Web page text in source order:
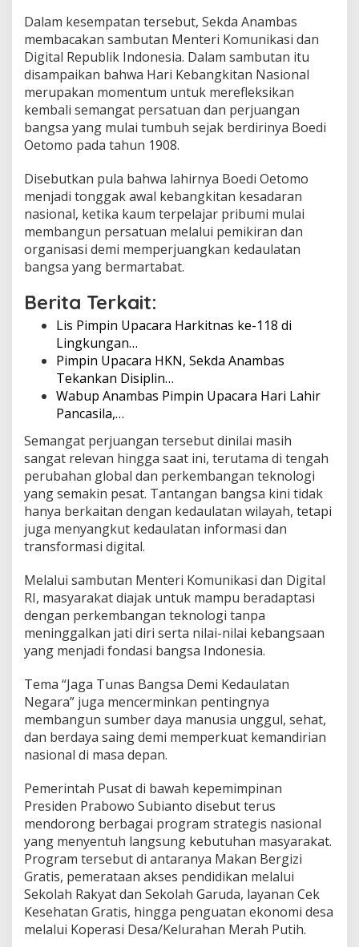
b
u
t
a
n
M
e
n
e
i
K
o
m
u
n
i
a
s
i
n
D
i
t
a
l
R
I
Dalam kesempatan tersebut, Sekda Anambas
membacakan sambutan Menteri Komunikasi dan
Digital Republik Indonesia. Dalam sambutan itu
disampaikan bahwa Hari Kebangkitan Nasional
merupakan momentum untuk merefleksikan
kembali semangat persatuan dan perjuangan
bangsa yang mulai tumbuh sejak berdirinya Boedi
Oetomo pada tahun 1908.
Disebutkan pula bahwa lahirnya Boedi Oetomo
menjadi tonggak awal kebangkitan kesadaran
nasional, ketika kaum terpelajar pribumi mulai
membangun persatuan melalui pemikiran dan
organisasi demi memperjuangkan kedaulatan
bangsa yang bermartabat.
Berita Terkait:
Lis Pimpin Upacara Harkitnas ke-118 di
Lingkungan…
Pimpin Upacara HKN, Sekda Anambas
Tekankan Disiplin…
Wabup Anambas Pimpin Upacara Hari Lahir
Pancasila,…
Semangat perjuangan tersebut dinilai masih
sangat relevan hingga saat ini, terutama di tengah
perubahan global dan perkembangan teknologi
yang semakin pesat. Tantangan bangsa kini tidak
hanya berkaitan dengan kedaulatan wilayah, tetapi
juga menyangkut kedaulatan informasi dan
transformasi digital.
Melalui sambutan Menteri Komunikasi dan Digital
RI, masyarakat diajak untuk mampu beradaptasi
dengan perkembangan teknologi tanpa
meninggalkan jati diri serta nilai-nilai kebangsaan
yang menjadi fondasi bangsa Indonesia.
Tema “Jaga Tunas Bangsa Demi Kedaulatan
Negara” juga mencerminkan pentingnya
membangun sumber daya manusia unggul, sehat,
dan berdaya saing demi memperkuat kemandirian
nasional di masa depan.
Pemerintah Pusat di bawah kepemimpinan
Presiden Prabowo Subianto disebut terus
mendorong berbagai program strategis nasional
yang menyentuh langsung kebutuhan masyarakat.
Program tersebut di antaranya Makan Bergizi
Gratis, pemerataan akses pendidikan melalui
Sekolah Rakyat dan Sekolah Garuda, layanan Cek
Kesehatan Gratis, hingga penguatan ekonomi desa
melalui Koperasi Desa/Kelurahan Merah Putih.